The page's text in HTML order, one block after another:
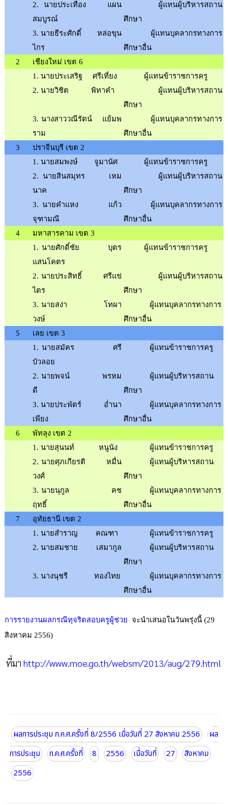
2.นายประเทือง
แผน
สมบูรณ์
ผู้แทนผู้บริหารสถาน
ศึกษา
3.นายธีระศักดิ์
หล่อขุน
ไกร
ผู้แทนบุคลากรทางการ
ศึกษาอื่น
2
เชียงใหม่ เขต 6
1 . นายประเสริฐ ศรีเที่ยง
ผู้แทนข้าราชการครู
2. นายวิชิต พิทาคำ
ผู้แทนผู้บริหารสถาน
ศึกษา
3. นางสาววณีรัตน์
แย้มพ
ราม
ผู้แทนบุคลากรทางการ
ศึกษาอื่น
3
ปราจีนบุรี เขต 2
1 . นายสมพงษ์ จูมานัศ
ผู้แทนข้าราชการครู
2. นายสินสมุทร
เหม
นาค
ผู้แทนผู้บริหารสถาน
ศึกษา
3. นายคำแหง
แก้ว
จุฑามณี
ผู้แทนบุคลากรทางการ
ศึกษาอื่น
4
มหาสารคาม เขต 3
1 . นายศักดิ์ชัย
บุตร
แสนโคตร
ผู้แทนข้าราชการครู
2. นายประสิทธิ์
ศรีแข่
ไตร
ผู้แทนผู้บริหารสถาน
ศึกษา
3. นายสง่า
โทผา
วงษ์
ผู้แทนบุคลากรทางการ
ศึกษาอื่น
5
เลย เขต 3
1 . นายสมัคร
ศรี
บัวลอย
ผู้แทนข้าราชการครู
2. นายพจน์
พรหม
ดี
ผู้แทนผู้บริหารสถาน
ศึกษา
3.นายประพัตร์
อ่ำนา
เพียง
ผู้แทนบุคลากรทางการ
ศึกษาอื่น
6
พัทลุง เขต 2
1 . นายสุนนท์ หนูนัง
ผู้แทนข้าราชการครู
2. นายศุภเกียรติ
หมื่น
วงศ์
ผู้แทนผู้บริหารสถาน
ศึกษา
3.นายนุกูล
คช
ฤทธิ์
ผู้แทนบุคลากรทางการ
ศึกษาอื่น
7
อุทัยธานี เขต 2
1 . นายสำราญ คณฑา
ผู้แทนข้าราชการครู
2. นายสมชาย เสมากูล
ผู้แทนผู้บริหารสถาน
ศึกษา
3. นางนุชรี ทองไทย
ผู้แทนบุคลากรทางการ
ศึกษาอื่น
การรายงานผลกรณีทุจริตสอบครูผู้ช่วย จะนำเสนอในวันพรุ่งนี้ (29
สิงหาคม 2556)
ที่มาhttp://www.moe.go.th/websm/2013/aug/279.html
ผลการประชุม ก.ค.ศ.ครั้งที่ 8/2556 เมื่อวันที่ 27 สิงหาคม 2556
ผล
การประชุม
ก.ค.ศ.ครั้งที่ 8 2556 เมื่อวันที่ 27
สิงหาคม
2556